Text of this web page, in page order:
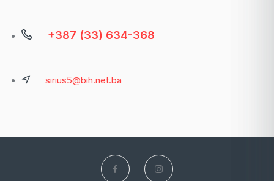
+387 (33) 634-368
sirius5@bih.net.ba